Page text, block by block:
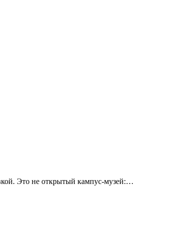
Это не открытый кампус-музей:…